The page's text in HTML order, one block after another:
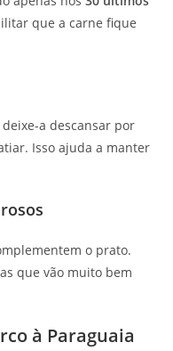
que a carne fique
a descansar por
Isso ajuda a manter
o prato.
que vão muito bem
à Paraguaia